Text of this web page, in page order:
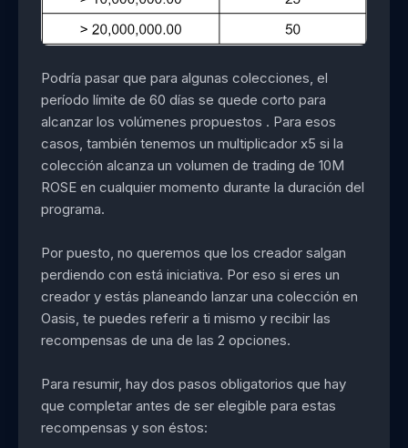
Podría pasar que para algunas colecciones, el
período límite de 60 días se quede corto para
alcanzar los volúmenes propuestos . Para esos
casos, también tenemos un multiplicador x5 si la
colección alcanza un volumen de trading de 10M
ROSE en cualquier momento durante la duración del
programa.
Por puesto, no queremos que los creador salgan
perdiendo con está iniciativa. Por eso si eres un
creador y estás planeando lanzar una colección en
Oasis, te puedes referir a ti mismo y recibir las
recompensas de una de las 2 opciones.
Para resumir, hay dos pasos obligatorios que hay
que completar antes de ser elegible para estas
recompensas y son éstos: